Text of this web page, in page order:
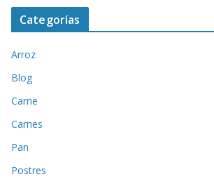
Categorías
Arroz
Blog
Carne
Carnes
Pan
Postres